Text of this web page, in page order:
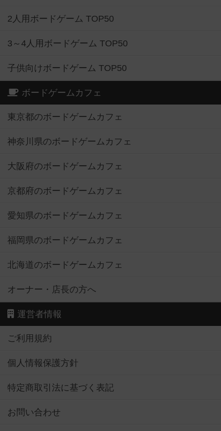
2人用ボードゲーム TOP50
3～4人用ボードゲーム TOP50
子供向けボードゲーム TOP50
ボードゲームカフェ
東京都のボードゲームカフェ
神奈川県のボードゲームカフェ
大阪府のボードゲームカフェ
京都府のボードゲームカフェ
愛知県のボードゲームカフェ
福岡県のボードゲームカフェ
北海道のボードゲームカフェ
オーナー・店長の方へ
運営者情報
ご利用規約
個人情報保護方針
特定商取引法に基づく表記
お問い合わせ